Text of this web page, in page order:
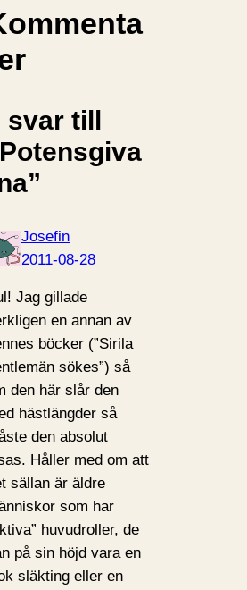
svar till
Josefin
2011-08-28
Jag gillade
en annan av
böcker (”Sirila
sökes”) så
den här slår den
hästlängder så
den absolut
Håller med om att
sällan är äldre
som har
huvudroller, de
på sin höjd vara en
släkting eller en